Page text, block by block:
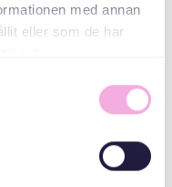
med annan
eller som de har